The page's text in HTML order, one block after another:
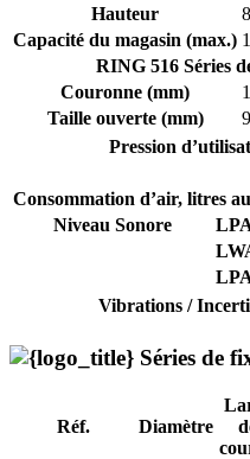
Hauteur
Capacité du magasin (max.)
RING 516 Séries
Couronne (mm)
Taille ouverte (mm)
9
Pression
Consommation d’air, litres
Niveau Sonore
Vibrations /
Séries de
Réf. Diamètre